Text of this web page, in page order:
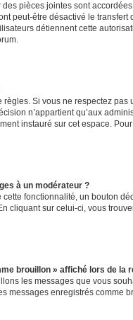
pièces jointes sont
peut-être désactivé le
détiennent cette
Si vous ne respectez pas
n’appartient qu’aux
instauré sur cet espace.
à un modérateur ?
fonctionnalité, un bouton
cliquant sur celui-ci, vous
brouillon » affiché lors de la
les messages que vous
messages enregistrés comme